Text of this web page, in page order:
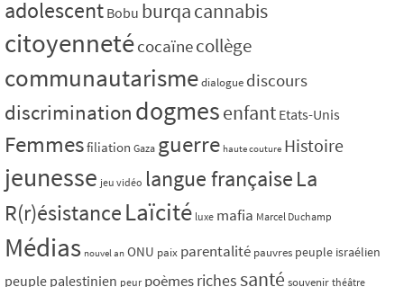
adolescent Bobu burqacannabis
citoyennetécocaïnecollège
communautarismedialogue discours
discrimination dogmesenfant Etats-Unis
Femmesfiliation Gaza guerre haute couture Histoire
jeunesse jeu vidéo langue française La
R(r)ésistanceLaïcité luxe mafia Marcel Duchamp
Médias nouvel an ONU paix parentalité pauvres peuple israélien
peuple palestinien peur poèmesriches santé souvenir théâtre